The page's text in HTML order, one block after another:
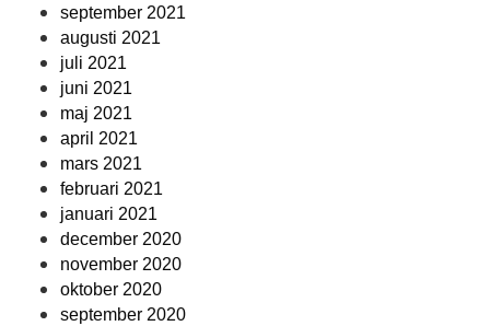
september 2021
augusti 2021
juli 2021
juni 2021
maj 2021
april 2021
mars 2021
februari 2021
januari 2021
december 2020
november 2020
oktober 2020
september 2020